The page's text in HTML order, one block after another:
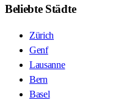
Beliebte Städte
Zürich
Genf
Lausanne
Bern
Basel